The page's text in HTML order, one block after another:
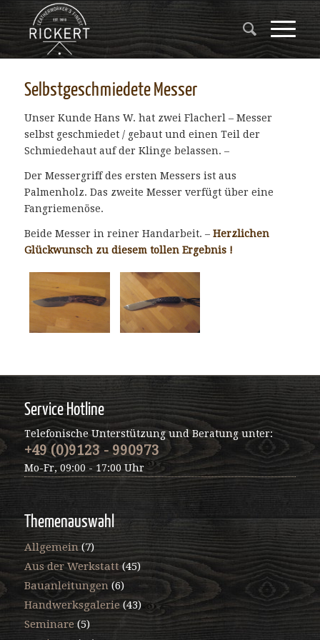
Selbstgeschmiedete Messer
Unser Kunde Hans W. hat zwei Flacherl – Messer
selbst geschmiedet / gebaut und einen Teil der
Schmiedehaut auf der Klinge belassen. –
Der Messergriff des ersten Messers ist aus
Palmenholz. Das zweite Messer verfügt über eine
Fangriemenöse.
Beide Messer in reiner Handarbeit. – Herzlichen
Glückwunsch zu diesem tollen Ergebnis !
Service Hotline
Telefonische Unterstützung und Beratung unter:
+49 (0)9123 - 990973
Mo-Fr, 09:00 - 17:00 Uhr
Themenauswahl
Allgemein(7)
Aus der Werkstatt(45)
Bauanleitungen(6)
Handwerksgalerie(43)
Seminare (5)